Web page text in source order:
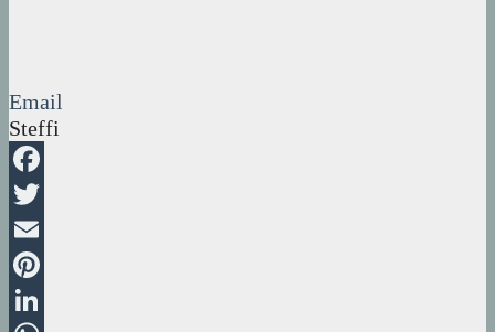
Email
Steffi
Facebook
Twitter
Email
Pinterest